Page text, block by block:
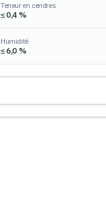
Teneur en cendres
≤ 0,4 %
Humidité
≤ 6,0 %